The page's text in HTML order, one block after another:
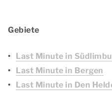
Gebiete
Last Minute in
Last Minute in Bergen
Last Minute in Den